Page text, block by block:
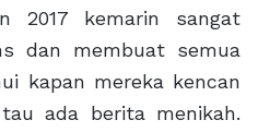
2017 kemarin sangat
dan membuat semua
kapan mereka kencan
ada berita menikah.